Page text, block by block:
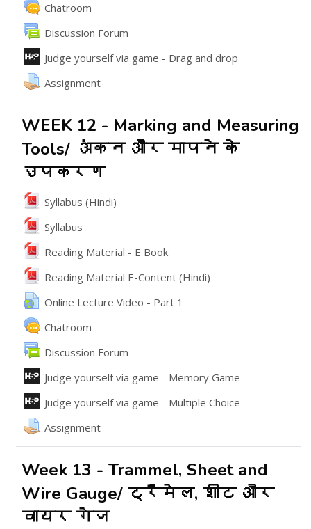
Chatroom
Discussion Forum
వేదిక
Judge yourself via game - Drag and dropఇంటరాక్టివ్ కంటెంట్
Assignment
అసైన్మెంట్
WEEK 12 - Marking and Measuring
Tools/ अंकन और मापने के
उपकरण
Syllabus (Hindi)
File
Syllabus
File
Reading Material - E Book
File
Reading Material E-Content (Hindi)
File
Online Lecture Video - Part 1
URL
Chatroom
Discussion Forum
వేదిక
Judge yourself via game - Memory Gameఇంటరాక్టివ్ కంటెంట్
Judge yourself via game - Multiple Choiceఇంటరాక్టివ్ కంటెంట్
Assignment
అసైన్మెంట్
Week 13 - Trammel, Sheet and
Wire Gauge/ ट्रैमेल, शीट और
वायर गेज